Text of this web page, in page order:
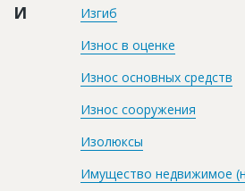
И
Изгиб
Износ в оценке
Износ основных средств
Износ сооружения
Изолюксы